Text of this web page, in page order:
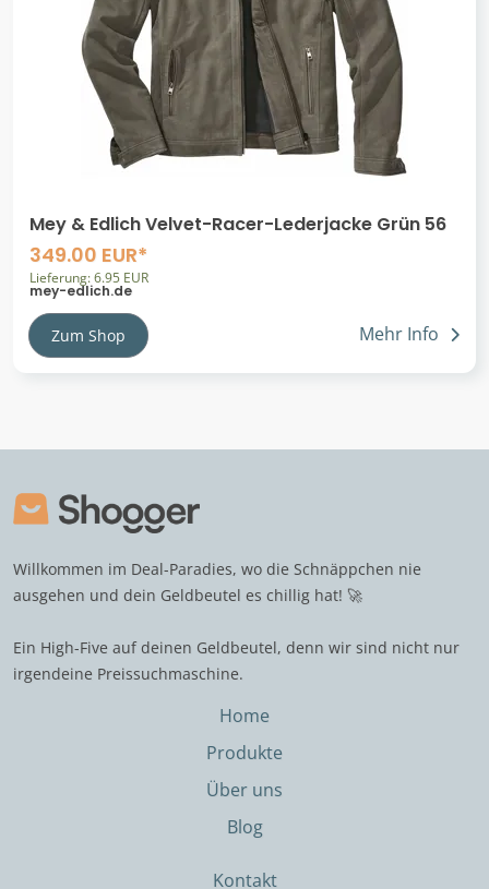
Mey & Edlich Velvet-Racer-Lederjacke Grün 56
349.00 EUR*
Lieferung: 6.95 EUR
mey-edlich.de
Zum Shop Mehr Info
Willkommen im Deal-Paradies, wo die Schnäppchen nie
ausgehen und dein Geldbeutel es chillig hat! 🚀
Ein High-Five auf deinen Geldbeutel, denn wir sind nicht nur
irgendeine Preissuchmaschine.
Home
Produkte
Über uns
Blog
Kontakt